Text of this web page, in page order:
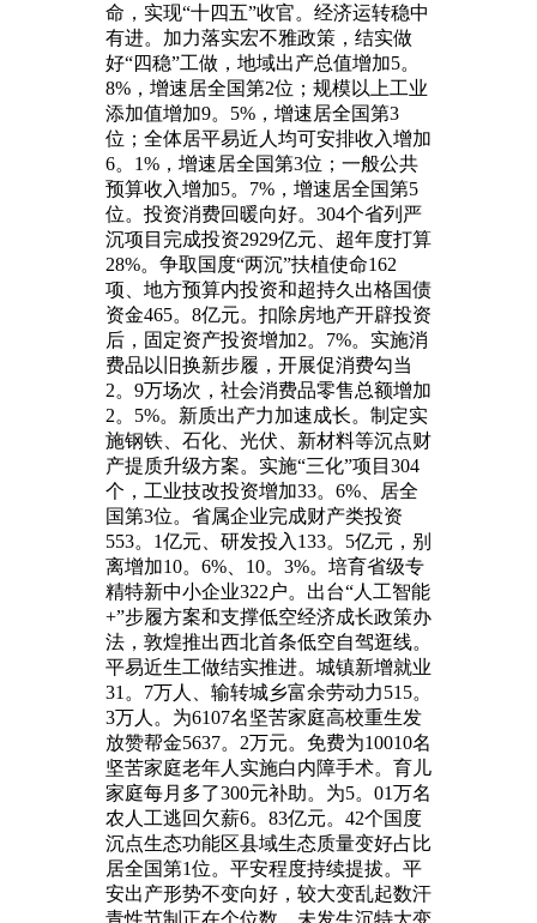
命，实现“十四五”收官。经济运转稳中
有进。加力落实宏不雅政策，结实做
好“四稳”工做，地域出产总值增加5。
8%，增速居全国第2位；规模以上工业
添加值增加9。5%，增速居全国第3
位；全体居平易近人均可安排收入增加
6。1%，增速居全国第3位；一般公共
预算收入增加5。7%，增速居全国第5
位。投资消费回暖向好。304个省列严
沉项目完成投资2929亿元、超年度打算
28%。争取国度“两沉”扶植使命162
项、地方预算内投资和超持久出格国债
资金465。8亿元。扣除房地产开辟投资
后，固定资产投资增加2。7%。实施消
费品以旧换新步履，开展促消费勾当
2。9万场次，社会消费品零售总额增加
2。5%。新质出产力加速成长。制定实
施钢铁、石化、光伏、新材料等沉点财
产提质升级方案。实施“三化”项目304
个，工业技改投资增加33。6%、居全
国第3位。省属企业完成财产类投资
553。1亿元、研发投入133。5亿元，别
离增加10。6%、10。3%。培育省级专
精特新中小企业322户。出台“人工智能
+”步履方案和支撑低空经济成长政策办
法，敦煌推出西北首条低空自驾逛线。
平易近生工做结实推进。城镇新增就业
31。7万人、输转城乡富余劳动力515。
3万人。为6107名坚苦家庭高校重生发
放赞帮金5637。2万元。免费为10010名
坚苦家庭老年人实施白内障手术。育儿
家庭每月多了300元补助。为5。01万名
农人工逃回欠薪6。83亿元。42个国度
沉点生态功能区县域生态质量变好占比
居全国第1位。平安程度持续提拔。平
安出产形势不变向好，较大变乱起数汗
青性节制正在个位数，未发生沉特大变